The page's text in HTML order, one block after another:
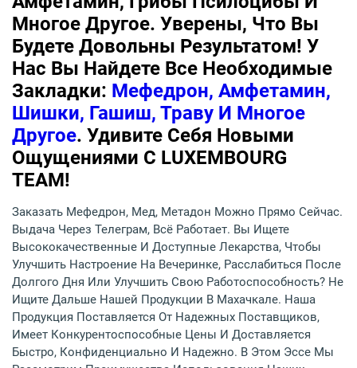
Многое Другое. Уверены, Что Вы
Будете Довольны Результатом! У
Нас Вы Найдете Все Необходимые
Закладки: Мефедрон, Амфетамин,
Шишки, Гашиш, Траву И Многое
Другое. Удивите Себя Новыми
Ощущениями С LUXEMBOURG
TEAM!
Заказать Мефедрон, Мед, Метадон Можно Прямо Сейчас.
Выдача Через Телеграм, Всё Работает. Вы Ищете
Высококачественные И Доступные Лекарства, Чтобы
Улучшить Настроение На Вечеринке, Расслабиться После
Долгого Дня Или Улучшить Свою Работоспособность? Не
Ищите Дальше Нашей Продукции В Махачкале. Наша
Продукция Поставляется От Надежных Поставщиков,
Имеет Конкурентоспособные Цены И Доставляется
Быстро, Конфиденциально И Надежно. В Этом Эссе Мы